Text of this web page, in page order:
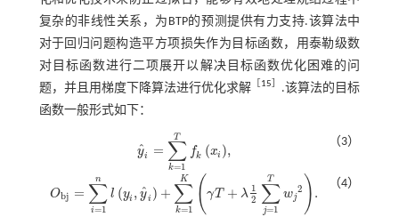
复杂的非线性关系，为BTP的预测提供有力支持.该算法中
对于回归问题构造平方项损失作为目标函数，用泰勒级数
对目标函数进行二项展开以解决目标函数优化困难的问
题，并且用梯度下降算法进行优化求解 ［15］ .该算法的目标
函数一般形式如下：
y
ˆi = ∑
k=1
T
fk (xi ),
y^ =∑ =1 T fx i,
（3）
Obj = ∑
i=1
n
l (yi , y
ˆi ) + ∑
k=1
K (γT + λ 1
2 ∑
j=1
T
wj
2 ) .
Obj= ∑i= 1n i, y^i+∑k=1Kγ T+ 2 ∑j=1 Tw j2.
（4）